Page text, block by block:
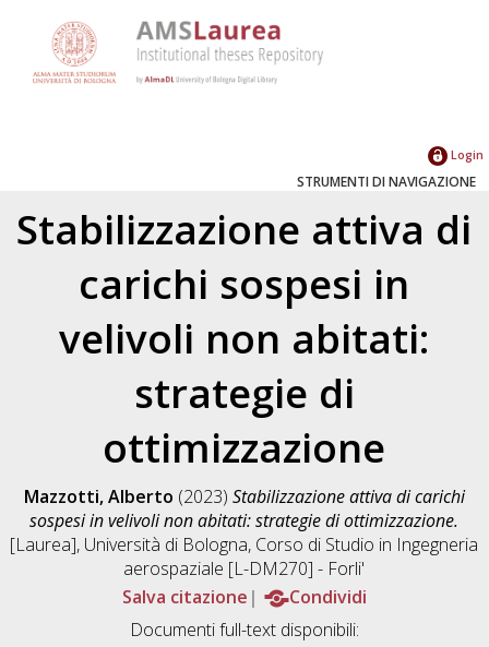
Login
STRUMENTI DI NAVIGAZIONE
Stabilizzazione attiva di
carichi sospesi in
velivoli non abitati:
strategie di
ottimizzazione
Mazzotti, Alberto (2023) Stabilizzazione attiva di carichi
sospesi in velivoli non abitati: strategie di ottimizzazione.
[Laurea], Università di Bologna, Corso di Studio in Ingegneria
aerospaziale [L-DM270] - Forli'
Salva citazione
Condividi
Documenti full-text disponibili: